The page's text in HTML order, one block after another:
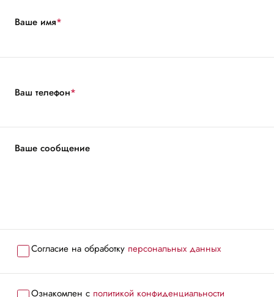
Ваше имя*
Ваш телефон*
Ваше сообщение
Согласие на обработку персональных данных
Ознакомлен с политикой конфиденциальности